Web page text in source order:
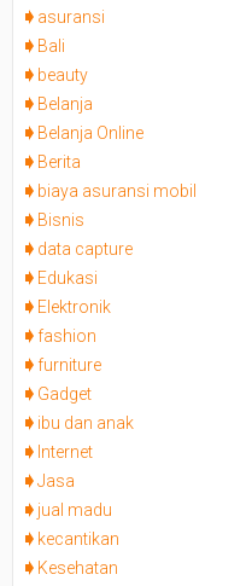
asuransi
Bali
beauty
Belanja
Belanja Online
Berita
biaya asuransi mobil
Bisnis
data capture
Edukasi
Elektronik
fashion
furniture
Gadget
ibu dan anak
Internet
Jasa
jual madu
kecantikan
Kesehatan